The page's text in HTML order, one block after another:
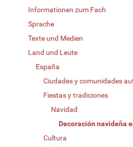
Informationen zum Fach
Sprache
Texte und Medien
Land und Leute
España
Ciudades y comunidades
Fiestas y tradiciones
Navidad
Decoración navideña
Cultura